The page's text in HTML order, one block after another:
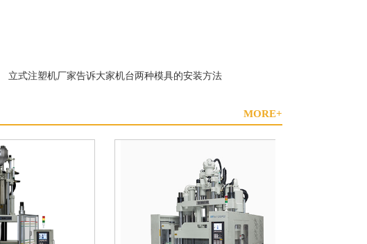
立式注塑机厂家告诉大家机台两种模具的安装方法
MORE+